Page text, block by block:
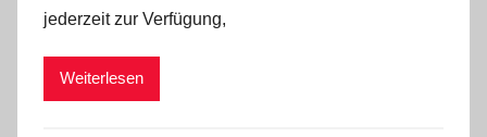
jederzeit zur Verfügung,
Weiterlesen